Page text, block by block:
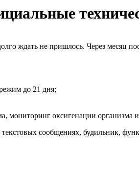
ждать не пришлось. Через месяц
до 21 дня;
мониторинг оксигенации организма
сообщениях, будильник,